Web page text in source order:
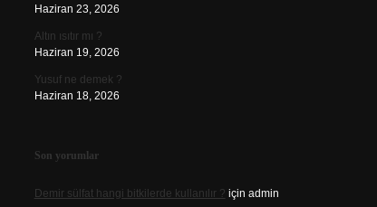
Haziran 23, 2026
Altın ısıtır mı ?
Haziran 19, 2026
Yusuf ne demek ?
Haziran 18, 2026
Son yorumlar
Demir sülfat hangi bitkilerde kullanılır ? için admin